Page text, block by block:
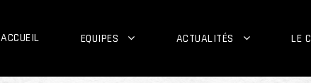
ACCUEIL EQUIPES ACTUALITÉS LE